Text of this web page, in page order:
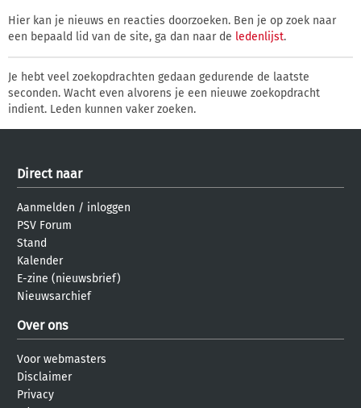
Hier kan je nieuws en reacties doorzoeken. Ben je op zoek naar
een bepaald lid van de site, ga dan naar de ledenlijst.
Je hebt veel zoekopdrachten gedaan gedurende de laatste
seconden. Wacht even alvorens je een nieuwe zoekopdracht
indient. Leden kunnen vaker zoeken.
Direct naar
Aanmelden / inloggen
PSV Forum
Stand
Kalender
E-zine (nieuwsbrief)
Nieuwsarchief
Over ons
Voor webmasters
Disclaimer
Privacy